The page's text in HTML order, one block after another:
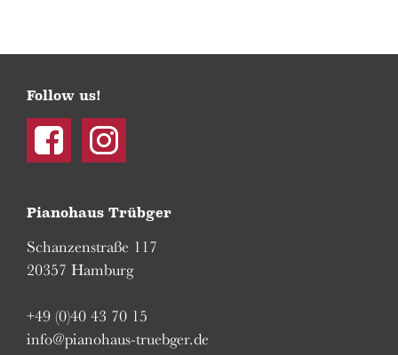
Pianohaus Trübger
Schanzenstraße 117
20357 Hamburg
+49 (0)40 43 70 15
info@pianohaus-truebger.de
Follow us!
Facebook Instagram